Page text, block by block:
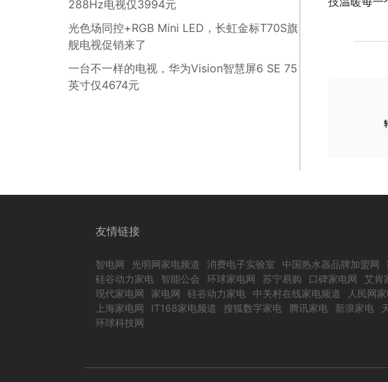
288Hz电视仅3994元
光色场同控+RGB Mini LED，长虹金标T70S旗
舰电视促销来了
一台不一样的电视，华为Vision智慧屏6 SE 75
英寸仅4674元
友情链接
智电网 光明网家电频道 消费电子实验室 中国热水器品牌加盟网
硅谷动力家电
智能公会 环球家电网 苏宁易购 口碑家电网 艾肯
现代家电网
家电网 硅谷动力家电 中关村在线家电频道 人民网
上海家电网
IT168家电频道 搜狐数字家电 腾讯家电 新浪家电
环球科技网